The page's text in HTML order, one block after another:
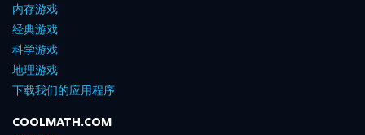
内存游戏
经典游戏
科学游戏
地理游戏
下载我们的应用程序
COOLMATH.COM